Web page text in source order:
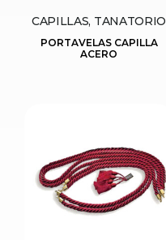
CAPILLAS, TANATORIO
PORTAVELAS CAPILLA
ACERO